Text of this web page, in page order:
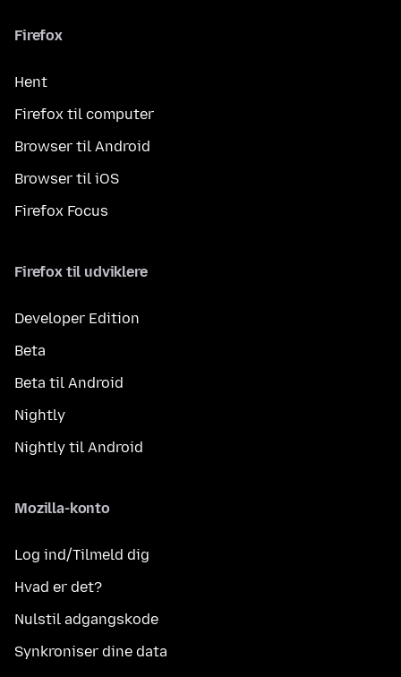
Firefox
Hent
Firefox til computer
Browser til Android
Browser til iOS
Firefox Focus
Firefox til udviklere
Developer Edition
Beta
Beta til Android
Nightly
Nightly til Android
Mozilla-konto
Log ind/Tilmeld dig
Hvad er det?
Nulstil adgangskode
Synkroniser dine data